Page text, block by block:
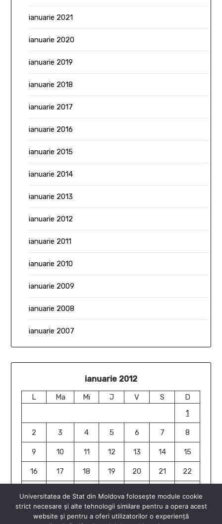
ianuarie 2021
ianuarie 2020
ianuarie 2019
ianuarie 2018
ianuarie 2017
ianuarie 2016
ianuarie 2015
ianuarie 2014
ianuarie 2013
ianuarie 2012
ianuarie 2011
ianuarie 2010
ianuarie 2009
ianuarie 2008
ianuarie 2007
ianuarie 2012
L Ma Mi J V S
D
1
2 3 4 5 6 7 8
9 10 11 12 13 14 15
16 17 18 19 20 21 22
30
31
Universitatea de Stat din Moldova folosește module cookie
strict necesare și alte tehnologii similare pentru a opera acest
website și pentru a oferi utilizatorilor o experiență